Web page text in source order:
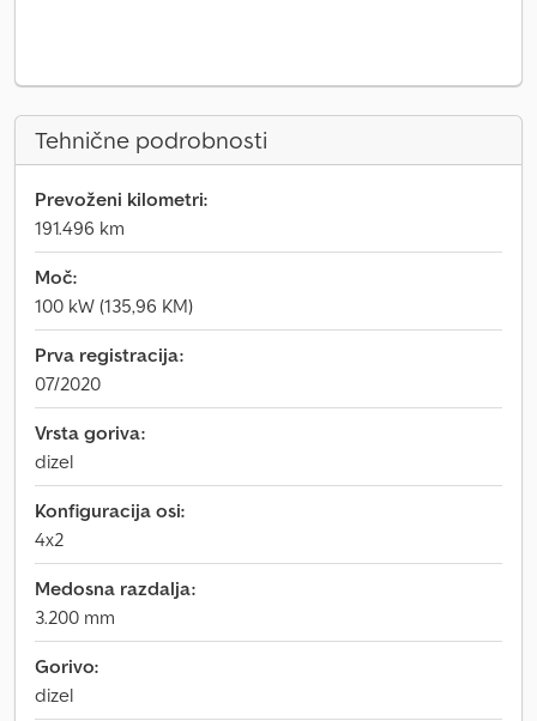
Tehnične podrobnosti
Prevoženi kilometri:
191.496 km
Moč:
100 kW (135,96 KM)
Prva registracija:
07/2020
Vrsta goriva:
dizel
Konfiguracija osi:
4x2
Medosna razdalja:
3.200 mm
Gorivo:
dizel